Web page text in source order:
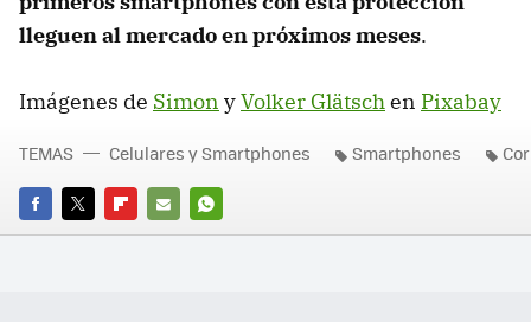
lleguen al mercado en próximos meses.
Imágenes de Simon yVolker Glätschen Pixabay
FACEBOOK
TWITTERFLIPBOARD
E-
WHATSAPP
TEMAS Celulares y Smartphones Smartphones